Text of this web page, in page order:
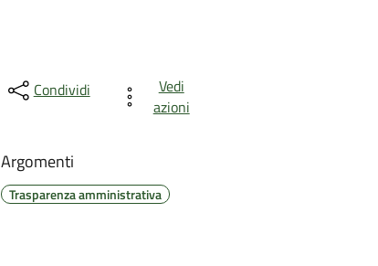
Condividi
Vedi
azioni
Argomenti
Trasparenza amministrativa